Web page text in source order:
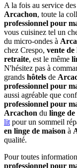
A la fois au service des
Arcachon, toute la
professionnel pour
vous cuisinez tel un
du micro-ondes à
chez Crespo, vente
retraite, est le même
N'hésitez pas à
grands hôtels de
professionnel pour
aussi agréable que
professionnel pour
Arcachon du linge de
lit pour un sommeil
en linge de maison à
qualité.
Pour toutes
professionnel pour